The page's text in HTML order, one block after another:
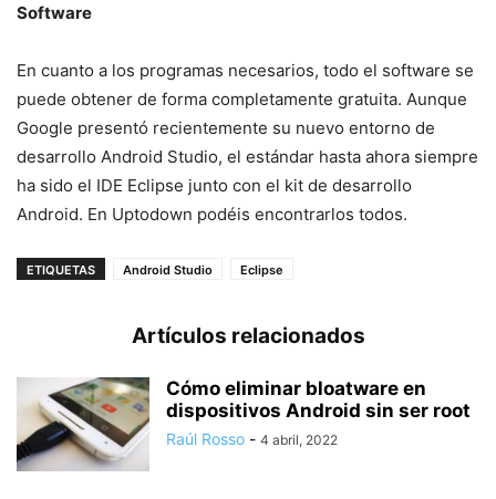
Software
En cuanto a los programas necesarios, todo el software se
puede obtener de forma completamente gratuita. Aunque
Google presentó recientemente su nuevo entorno de
desarrollo Android Studio, el estándar hasta ahora siempre
ha sido el IDE Eclipse junto con el kit de desarrollo
Android. En Uptodown podéis encontrarlos todos.
ETIQUETAS Android Studio Eclipse
Artículos relacionados
Cómo eliminar bloatware en
dispositivos Android sin ser root
Raúl Rosso - 4 abril, 2022